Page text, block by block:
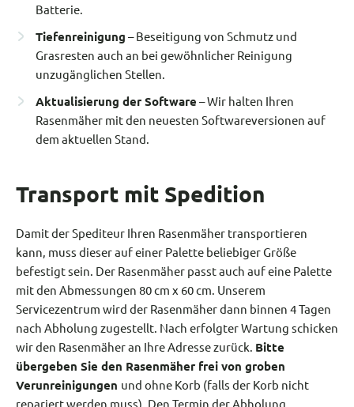
Batterie.
Tiefenreinigung – Beseitigung von Schmutz und
Grasresten auch an bei gewöhnlicher Reinigung
unzugänglichen Stellen.
Aktualisierung der Software – Wir halten Ihren
Rasenmäher mit den neuesten Softwareversionen auf
dem aktuellen Stand.
Transport mit Spedition
Damit der Spediteur Ihren Rasenmäher transportieren
kann, muss dieser auf einer Palette beliebiger Größe
befestigt sein. Der Rasenmäher passt auch auf eine Palette
mit den Abmessungen 80 cm x 60 cm. Unserem
Servicezentrum wird der Rasenmäher dann binnen 4 Tagen
nach Abholung zugestellt. Nach erfolgter Wartung schicken
wir den Rasenmäher an Ihre Adresse zurück. Bitte
übergeben Sie den Rasenmäher frei von groben
Verunreinigungen und ohne Korb (falls der Korb nicht
repariert werden muss). Den Termin der Abholung